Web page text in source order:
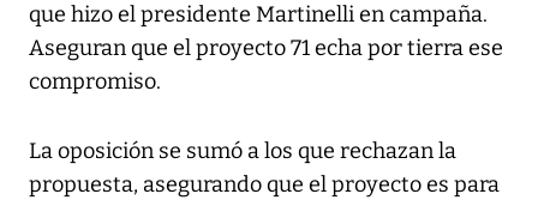
que hizo el presidente Martinelli en campaña.
Aseguran que el proyecto 71 echa por tierra ese
compromiso.
La oposición se sumó a los que rechazan la
propuesta, asegurando que el proyecto es para